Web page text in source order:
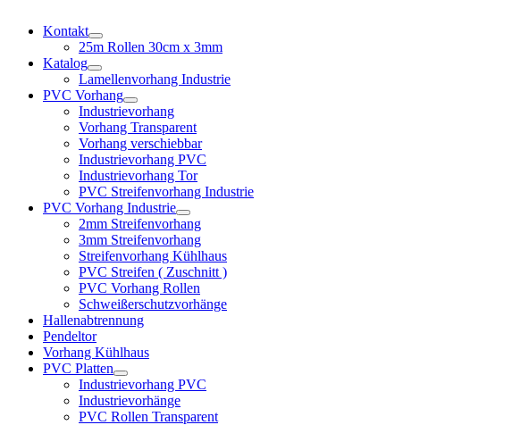
Kontakt
25m Rollen 30cm x 3mm
Katalog
Lamellenvorhang Industrie
PVC Vorhang
Industrievorhang
Vorhang Transparent
Vorhang verschiebbar
Industrievorhang PVC
Industrievorhang Tor
PVC Streifenvorhang Industrie
PVC Vorhang Industrie
2mm Streifenvorhang
3mm Streifenvorhang
Streifenvorhang Kühlhaus
PVC Streifen ( Zuschnitt )
PVC Vorhang Rollen
Schweißerschutzvorhänge
Hallenabtrennung
Pendeltor
Vorhang Kühlhaus
PVC Platten
Industrievorhang PVC
Industrievorhänge
PVC Rollen Transparent